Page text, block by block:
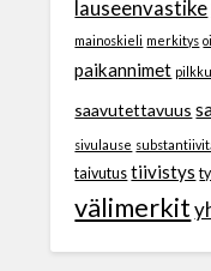
lauseenvastike
mainoskieli merkitys
paikannimet pilkku
saavutettavuus
sivulause
taivutus tiivistys
välimerkit